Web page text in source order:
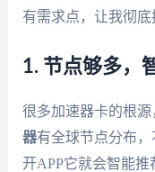
有需求点，让我彻底
1. 节点够多，
很多加速器卡的根源
器有全球节点分布
开APP它就会智能